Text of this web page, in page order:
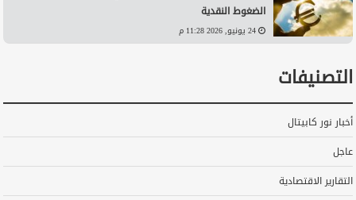
الضغوط النقدية
24 يونيو, 2026 11:28 م
التصنيفات
أخبار نور كابيتال
عاجل
التقارير الاقتصادية